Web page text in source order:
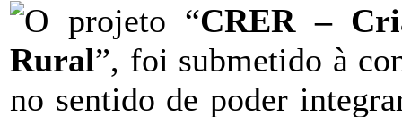
O projeto “CRER –
Rural”, foi submetido à
no sentido de poder